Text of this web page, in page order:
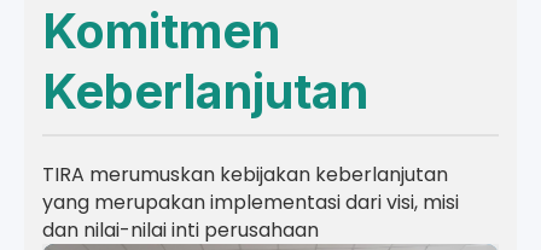
Komitmen
Keberlanjutan
TIRA merumuskan kebijakan keberlanjutan
yang merupakan implementasi dari visi, misi
dan nilai-nilai inti perusahaan